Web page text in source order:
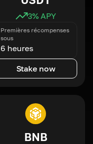
3% APY
Premières récompenses
sous
6 heures
Stake now
BNB